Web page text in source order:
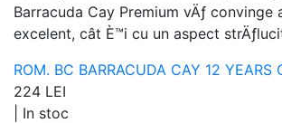
Barracuda Cay Premium vÄƒ convinge
excelent, cât È™i cu un aspect
ROM. BC BARRACUDA CAY 12 YEARS
224 LEI
In stoc